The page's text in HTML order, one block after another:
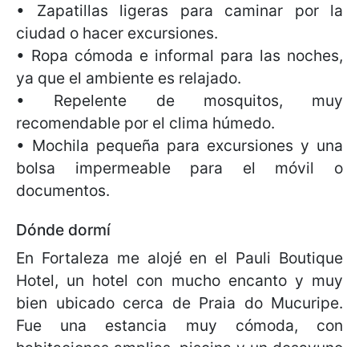
• Zapatillas ligeras para caminar por la
ciudad o hacer excursiones.
• Ropa cómoda e informal para las noches,
ya que el ambiente es relajado.
• Repelente de mosquitos, muy
recomendable por el clima húmedo.
• Mochila pequeña para excursiones y una
bolsa impermeable para el móvil o
documentos.
Dónde dormí
En Fortaleza me alojé en el Pauli Boutique
Hotel, un hotel con mucho encanto y muy
bien ubicado cerca de Praia do Mucuripe.
Fue una estancia muy cómoda, con